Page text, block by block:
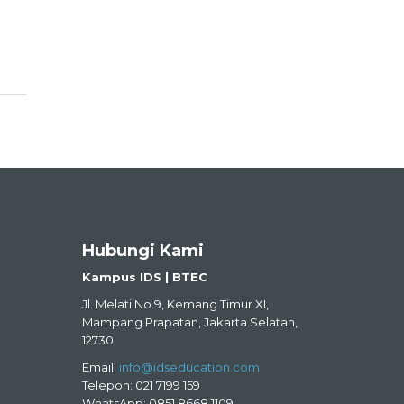
Hubungi Kami
Kampus IDS | BTEC
Jl. Melati No.9, Kemang Timur XI,
Mampang Prapatan, Jakarta Selatan,
12730
Email: info@idseducation.com
Telepon: 021 7199 159